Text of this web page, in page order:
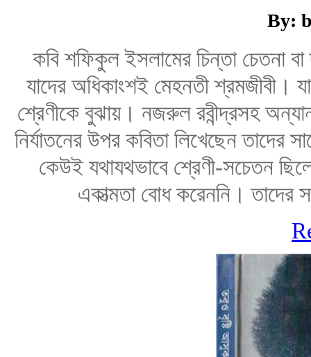
By:
কবি শফিকুল ইসলামের চিন্তা চেতনা
যাদের অধিকাংশই মেহনতী শ্রমজীবী।
শ্রেণীকে বুঝায়। নজরুল রবীন্দ্রসহ
নির্যাতনের উপর কবিতা লিখেছেন তাদের
কেউই যথাযথভাবে শ্রেণী-সচেতন
একাত্মতা বোধ করেননি। তাদের